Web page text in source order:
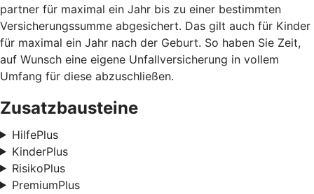
partner für maximal ein Jahr bis zu einer bestimmten
Versicherungssumme abgesichert. Das gilt auch für Kinder
für maximal ein Jahr nach der Geburt. So haben Sie Zeit,
auf Wunsch eine eigene Unfallversicherung in vollem
Umfang für diese abzuschließen.
Zusatzbausteine
HilfePlus
KinderPlus
RisikoPlus
PremiumPlus